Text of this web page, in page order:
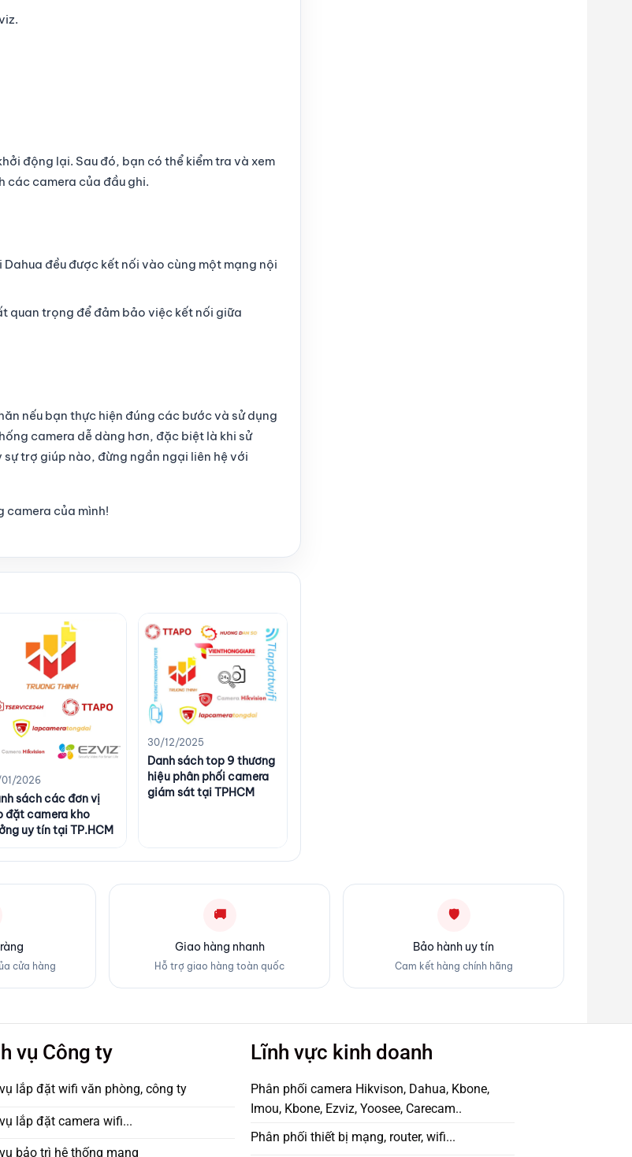
động lại. Sau đó, bạn có thể kiểm tra và xem
các camera của đầu ghi.
đều được kết nối vào cùng một mạng nội
quan trọng để đảm bảo việc kết nối giữa
nếu bạn thực hiện đúng các bước và sử dụng
camera dễ dàng hơn, đặc biệt là khi sử
trợ giúp nào, đừng ngần ngại liên hệ với
camera của mình!
2026
sách các đơn vị
đặt camera kho
uy tín tại TP.HCM
30/12/2025
Danh sách top 9 thương
hiệu phân phối camera
giám sát tại TPHCM
cửa hàng
🚚
Giao hàng nhanh
Hỗ trợ giao hàng toàn quốc
🛡
Bảo hành uy tín
Cam kết hàng chính hãng
vụ Công ty
lắp đặt wifi văn phòng, công ty
lắp đặt camera wifi...
bảo trì hệ thống mạng
Lĩnh vực kinh doanh
Phân phối camera Hikvison, Dahua, Kbone,
Imou, Kbone, Ezviz, Yoosee, Carecam..
Phân phối thiết bị mạng, router, wifi...